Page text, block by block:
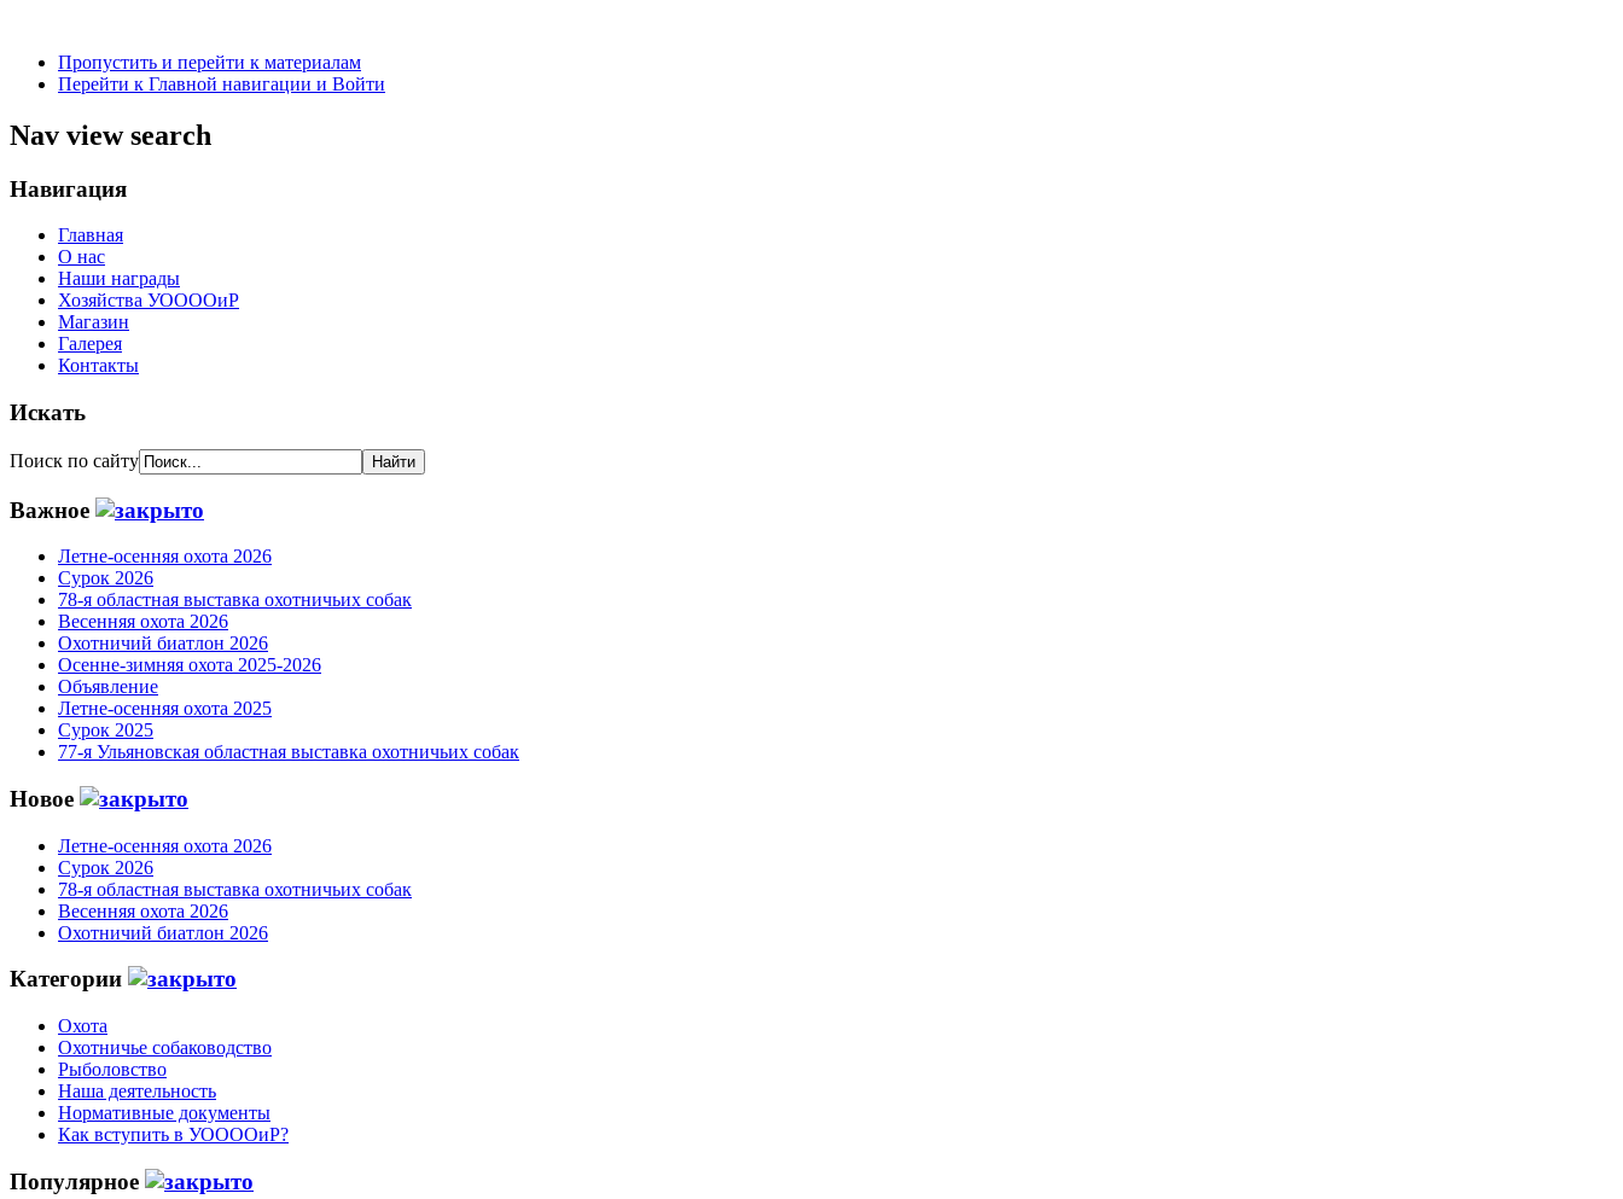
Пропустить и перейти к материалам
Перейти к Главной навигации и Войти
Nav view search
Навигация
Главная
О нас
Наши награды
Хозяйства УООООиР
Магазин
Галерея
Контакты
Искать
Поиск по сайту
Важное
Летне-осенняя охота 2026
Сурок 2026
78-я областная выставка охотничьих собак
Весенняя охота 2026
Охотничий биатлон 2026
Осенне-зимняя охота 2025-2026
Объявление
Летне-осенняя охота 2025
Сурок 2025
77-я Ульяновская областная выставка охотничьих собак
Новое
Летне-осенняя охота 2026
Сурок 2026
78-я областная выставка охотничьих собак
Весенняя охота 2026
Охотничий биатлон 2026
Категории
Охота
Охотничье собаководство
Рыболовство
Наша деятельность
Нормативные документы
Как вступить в УООООиР?
Популярное